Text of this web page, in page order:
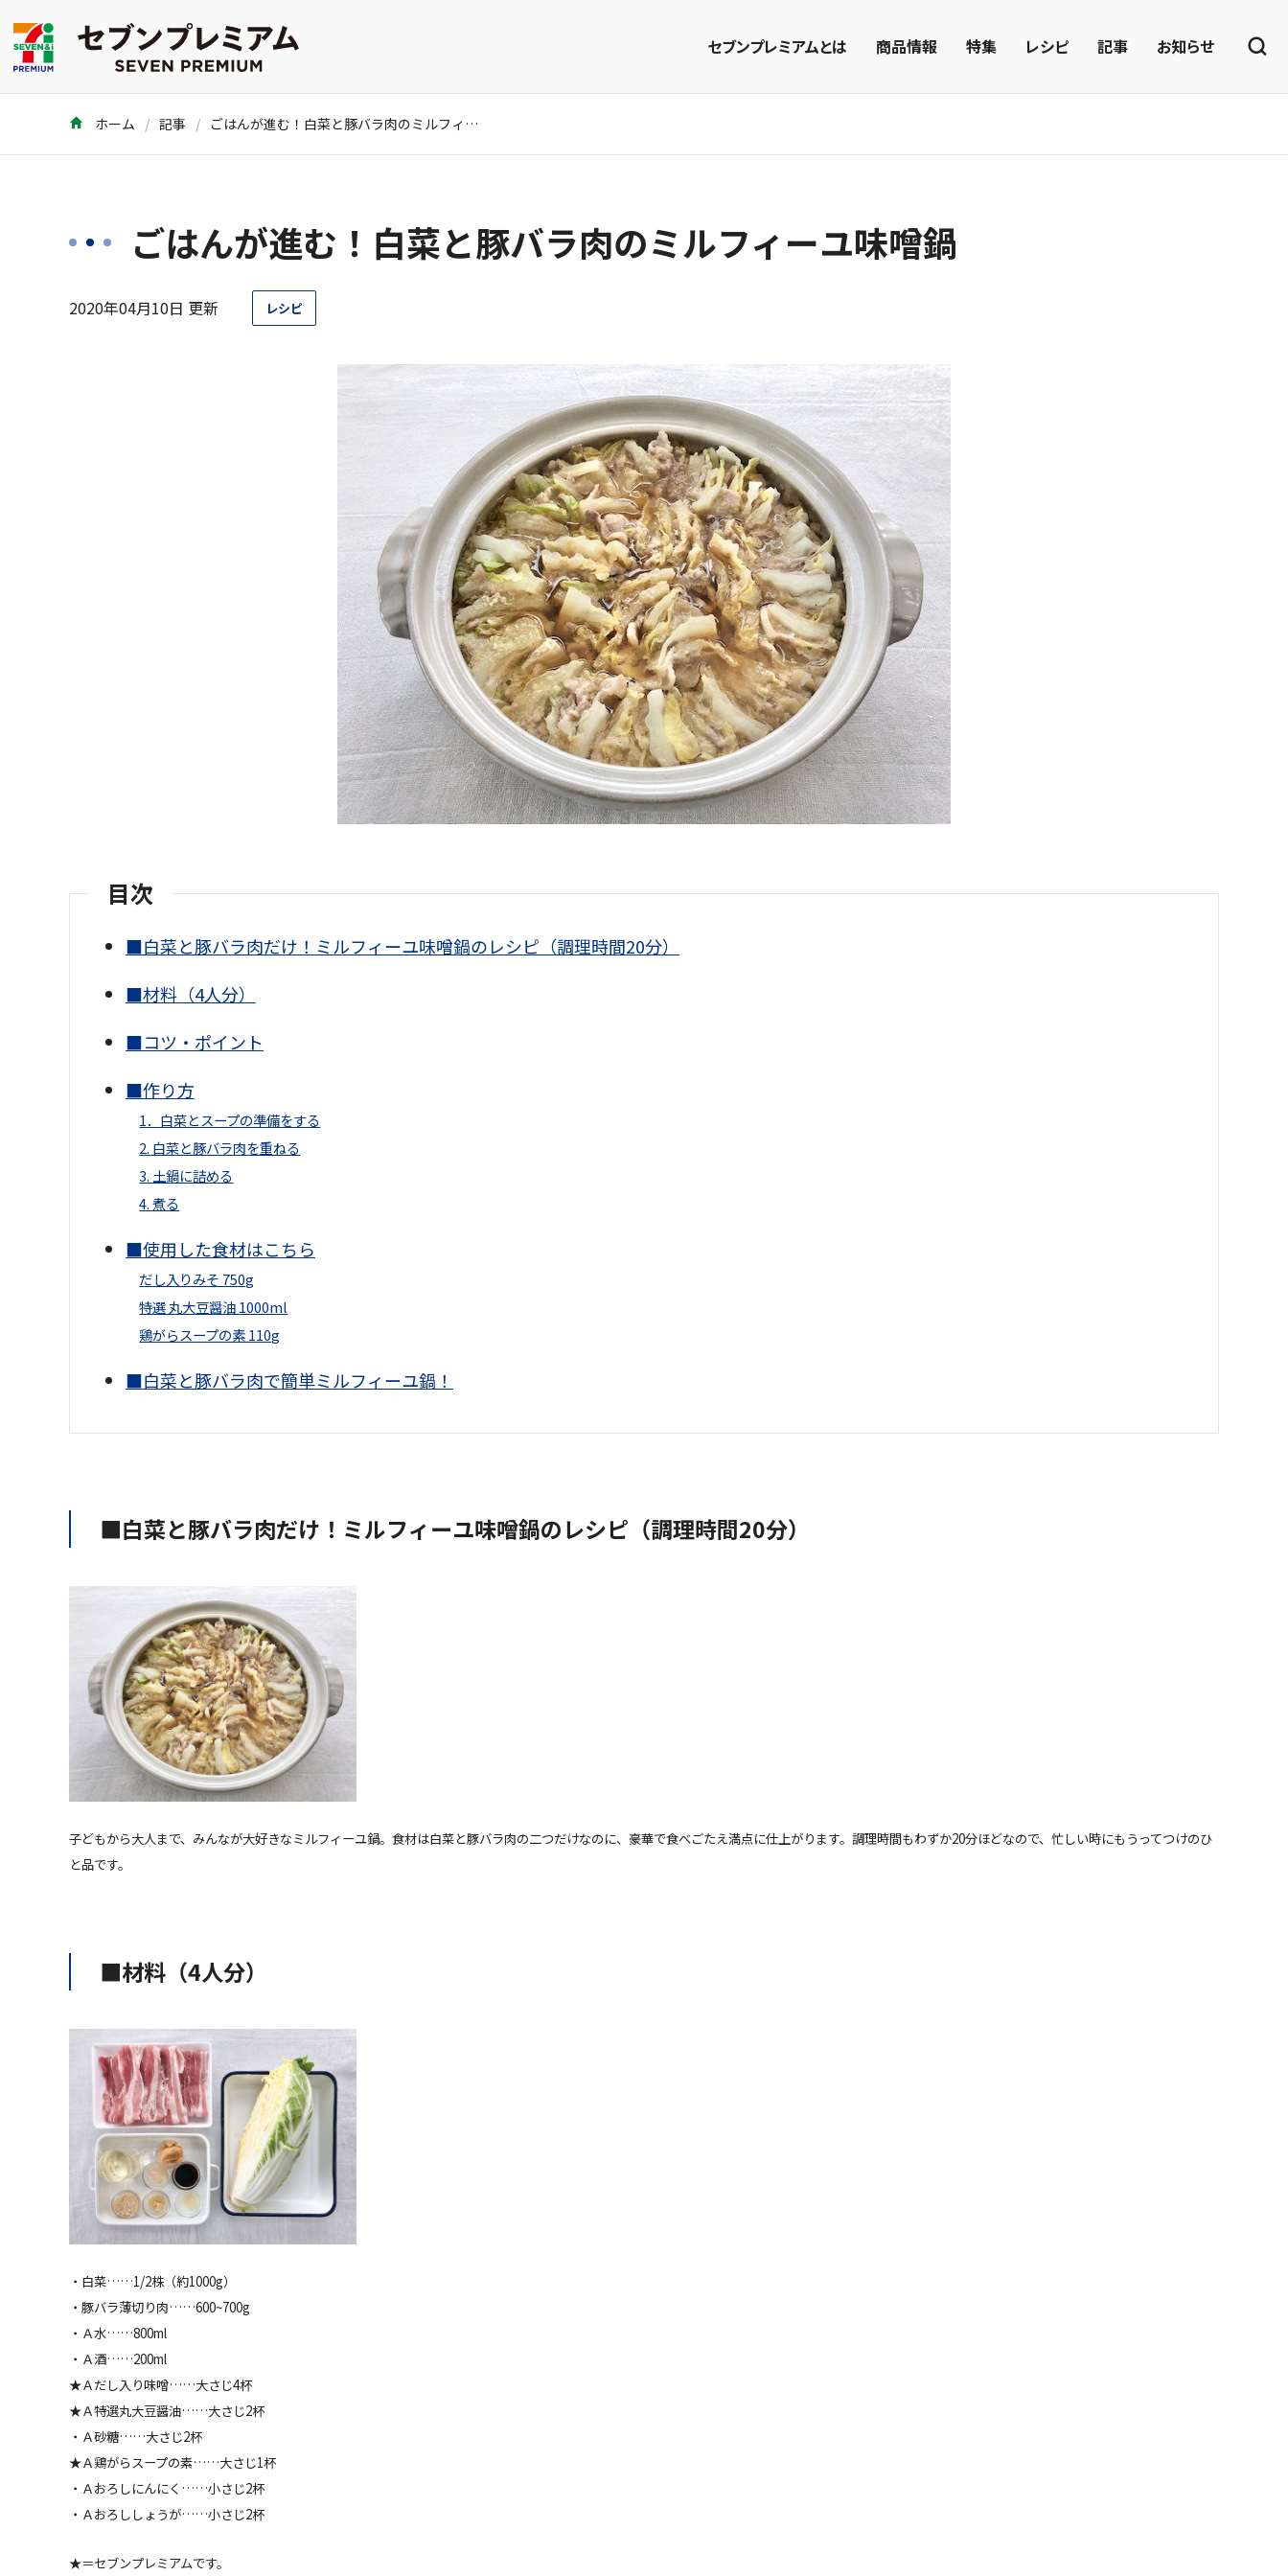
セブンプレミアムとは 商品情報 特集 レシピ 記事 お知らせ
ホーム 記事 ごはんが進む！白菜と豚バラ肉のミルフィーユ味噌鍋
ごはんが進む！白菜と豚バラ肉のミルフィーユ味噌鍋
2020年04月10日 更新 レシピ
目次
■白菜と豚バラ肉だけ！ミルフィーユ味噌鍋のレシピ（調理時間20分）
■材料（4人分）
■コツ・ポイント
■作り方
1．白菜とスープの準備をする
2. 白菜と豚バラ肉を重ねる
3. 土鍋に詰める
4. 煮る
■使用した食材はこちら
だし入りみそ 750g
特選 丸大豆醤油 1000ml
鶏がらスープの素 110g
■白菜と豚バラ肉で簡単ミルフィーユ鍋！
■白菜と豚バラ肉だけ！ミルフィーユ味噌鍋のレシピ（調理時間20分）
子どもから大人まで、みんなが大好きなミルフィーユ鍋。食材は白菜と豚バラ肉の二つだけなのに、豪華で食べごたえ満点に仕上がります。調理時間もわずか20分ほどなので、忙しい時にもうってつけのひ
と品です。
■材料（4人分）
・白菜……1/2株（約1000g）
・豚バラ薄切り肉……600~700g
・Ａ水……800ml
・Ａ酒……200ml
★Ａだし入り味噌……大さじ4杯
★Ａ特選丸大豆醤油……大さじ2杯
・Ａ砂糖……大さじ2杯
★Ａ鶏がらスープの素……大さじ1杯
・Ａおろしにんにく……小さじ2杯
・Ａおろししょうが……小さじ2杯
★＝セブンプレミアムです。